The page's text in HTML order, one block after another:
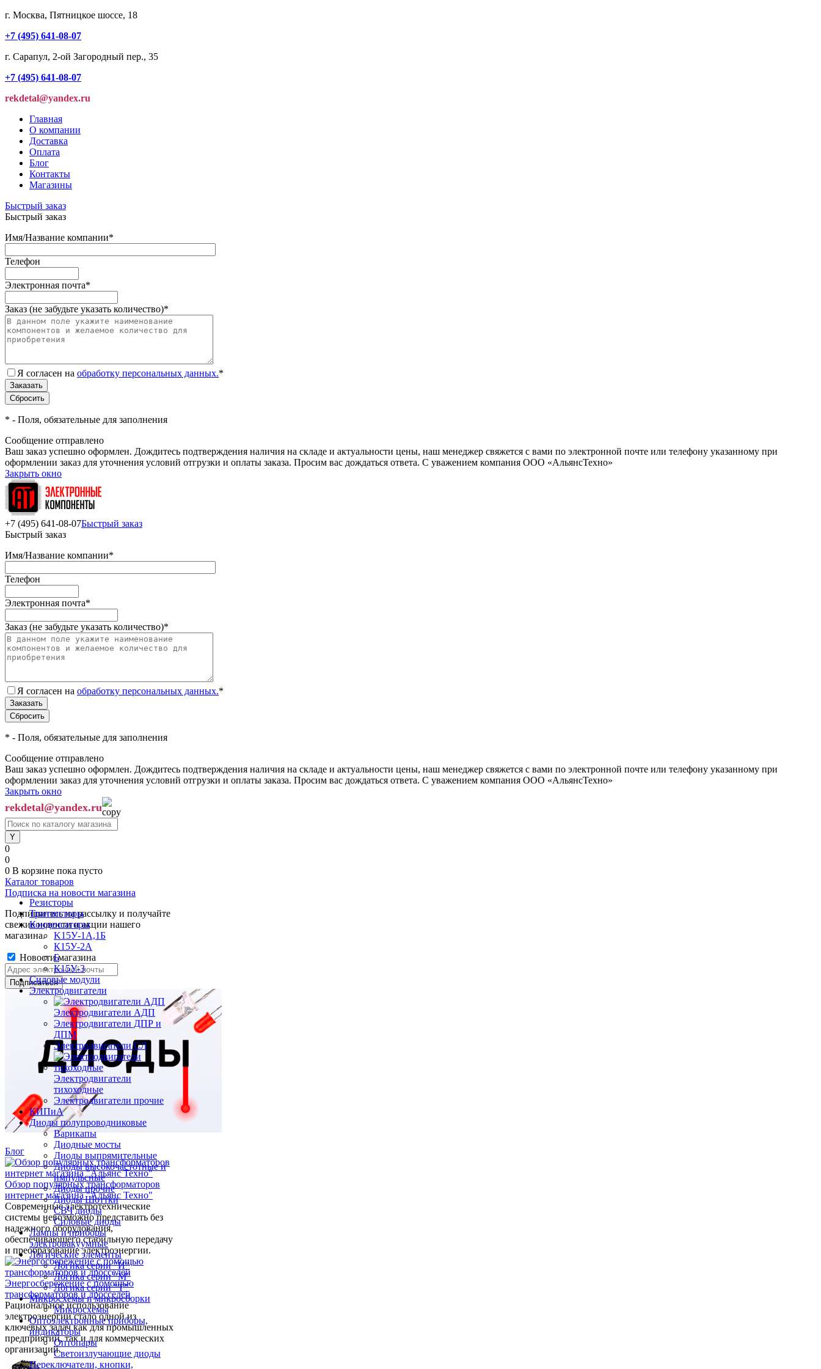
г. Москва, Пятницкое шоссе, 18
+7 (495) 641-08-07
г. Сарапул, 2-ой Загородный пер., 35
+7 (495) 641-08-07
rekdetal@yandex.ru
Главная
О компании
Доставка
Оплата
Блог
Контакты
Магазины
Быстрый заказ
Быстрый заказ
Имя/Название компании*
Телефон
Электронная почта*
Заказ (не забудьте указать количество)*
Я согласен на обработку персональных данных.*
* - Поля, обязательные для заполнения
Сообщение отправлено
Ваш заказ успешно оформлен. Дождитесь подтверждения наличия на складе и актуальности цены, наш менеджер свяжется с вами по электронной почте или телефону указанному при
оформлении заказ для уточнения условий отгрузки и оплаты заказа. Просим вас дождаться ответа. С уважением компания ООО «АльянсТехно»
Закрыть окно
+7 (495) 641-08-07Быстрый заказ
Быстрый заказ
Имя/Название компании*
Телефон
Электронная почта*
Заказ (не забудьте указать количество)*
Я согласен на обработку персональных данных.*
* - Поля, обязательные для заполнения
Сообщение отправлено
Ваш заказ успешно оформлен. Дождитесь подтверждения наличия на складе и актуальности цены, наш менеджер свяжется с вами по электронной почте или телефону указанному при
оформлении заказ для уточнения условий отгрузки и оплаты заказа. Просим вас дождаться ответа. С уважением компания ООО «АльянсТехно»
Закрыть окно
rekdetal@yandex.ru
0
0
0 В корзине пока пусто
Каталог товаров
Резисторы
Транзисторы
Конденсаторы
K15У-1А,1Б
К15У-2А
Б
К15У-3
Силовые модули
Электродвигатели
Электродвигатели АДП
Электродвигатели ДПР и
ДПМ
Электродвигатели СЛ
Электродвигатели
тихоходные
Электродвигатели прочие
КИПиА
Диоды полупроводниковые
Варикапы
Диодные мосты
Диоды выпрямительные
Диоды высокочастотные и
импульсные
Диоды прочие
Диоды Шоттки
СВЧ диоды
Силовые диоды
Лампы и приборы
электровакуумные
Логические элементы
Логика серии "И"
Логика серии "М"
Логика серии "Т"
Микросхемы и микросборки
Микросхемы
Оптоэлектронные приборы,
индикаторы
Оптопары
Светоизлучающие диоды
Переключатели, кнопки,
Подписка на новости магазина
Подпишитесь на рассылку и получайте
свежие новости и акции нашего
магазина.
Новости магазина
Блог
Обзор популярных трансформаторов
интернет магазина "Альянс Техно"
Современные электротехнические
системы невозможно представить без
надежного оборудования,
обеспечивающего стабильную передачу
и преобразование электроэнергии.
Энергосбережение с помощью
трансформаторов и дросселей
Рациональное использование
электроэнергии стало одной из
ключевых задач как для промышленных
предприятий, так и для коммерческих
организаций.